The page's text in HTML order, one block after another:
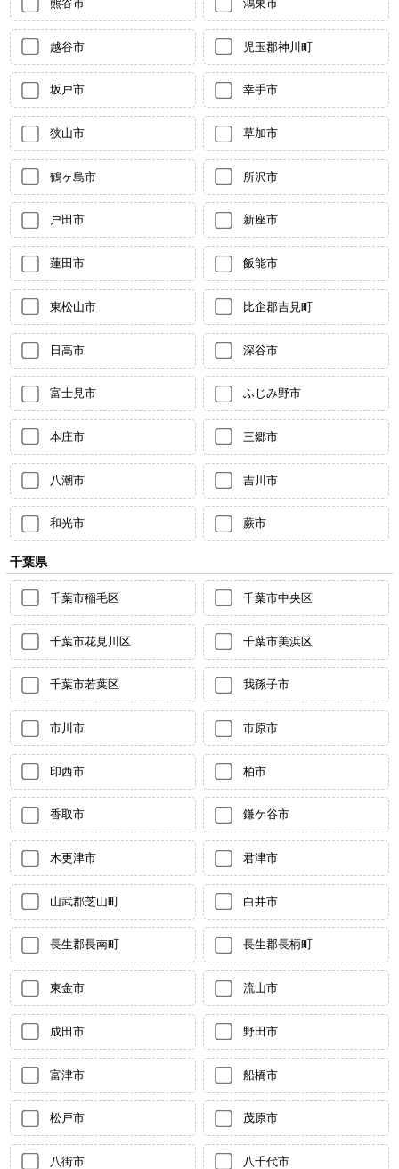
熊谷市 鴻巣市
越谷市 児玉郡神川町
坂戸市 幸手市
狭山市 草加市
鶴ヶ島市 所沢市
戸田市 新座市
蓮田市 飯能市
東松山市 比企郡吉見町
日高市 深谷市
富士見市 ふじみ野市
本庄市 三郷市
八潮市 吉川市
和光市 蕨市
千葉県
千葉市稲毛区 千葉市中央区
千葉市花見川区 千葉市美浜区
千葉市若葉区 我孫子市
市川市 市原市
印西市 柏市
香取市 鎌ケ谷市
木更津市 君津市
山武郡芝山町 白井市
長生郡長南町 長生郡長柄町
東金市 流山市
成田市 野田市
富津市 船橋市
松戸市 茂原市
八街市 八千代市